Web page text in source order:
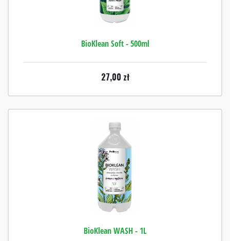
BioKlean Soft - 500ml
27,00 zł
BioKlean WASH - 1L